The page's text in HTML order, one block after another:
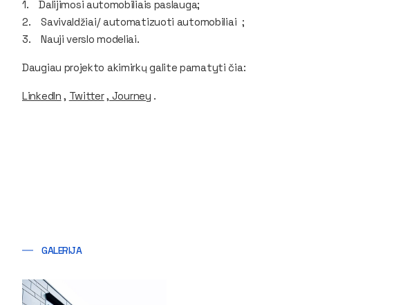
1. Dalijimosi automobiliais paslauga;
2. Savivaldžiai/ automatizuoti automobiliai ;
3. Nauji verslo modeliai.
Daugiau projekto akimirkų galite pamatyti čia:
LinkedIn , Twitter, Journey .
GALERIJA